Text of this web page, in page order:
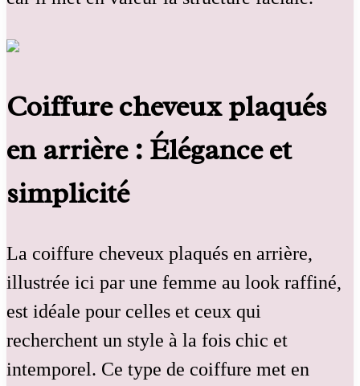
Coiffure cheveux plaqués
en arrière : Élégance et
simplicité
La coiffure cheveux plaqués en arrière,
illustrée ici par une femme au look raffiné,
est idéale pour celles et ceux qui
recherchent un style à la fois chic et
intemporel. Ce type de coiffure met en